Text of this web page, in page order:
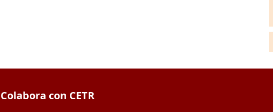
Colabora con CETR